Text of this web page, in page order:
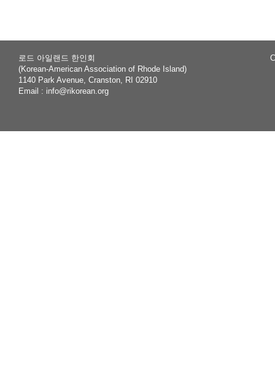
로드 아일랜드 한인회
(Korean-American Association of Rhode Island)
1140 Park Avenue, Cranston, RI 02910
Email : info@rikorean.org